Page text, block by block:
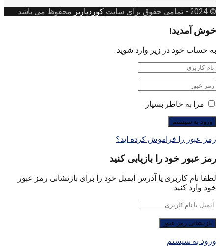
© 2024
- تمامی حقوق برای سایت کوردپاریز محفوظ می باشد.
خوش آمدید!
به حساب خود در زیر وارد شوید
مرا به خاطر بسپار
رمز عبور را فراموش کرده اید؟
رمز عبور خود را بازیابی کنید
لطفا نام کاربری یا آدرس ایمیل خود را برای بازنشانی رمز عبور
خود وارد کنید.
ورود به سیستم